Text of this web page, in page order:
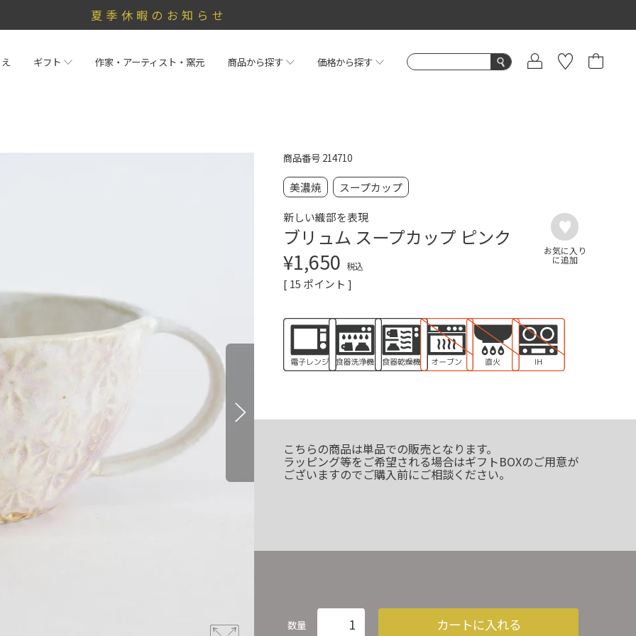
夏季休暇のお知らせ
ギフト 作家・アーティスト・窯元 商品から探す 価格から探す
商品番号 214710
美濃焼 スープカップ
新しい織部を表現
ブリュム スープカップ ピンク
¥1,650 税込
[ 15 ポイント ]
こちらの商品は単品での販売となります。
ラッピング等をご希望される場合はギフトBOXのご用意が
ございますのでご購入前にご相談ください。
数量 カートに入れる